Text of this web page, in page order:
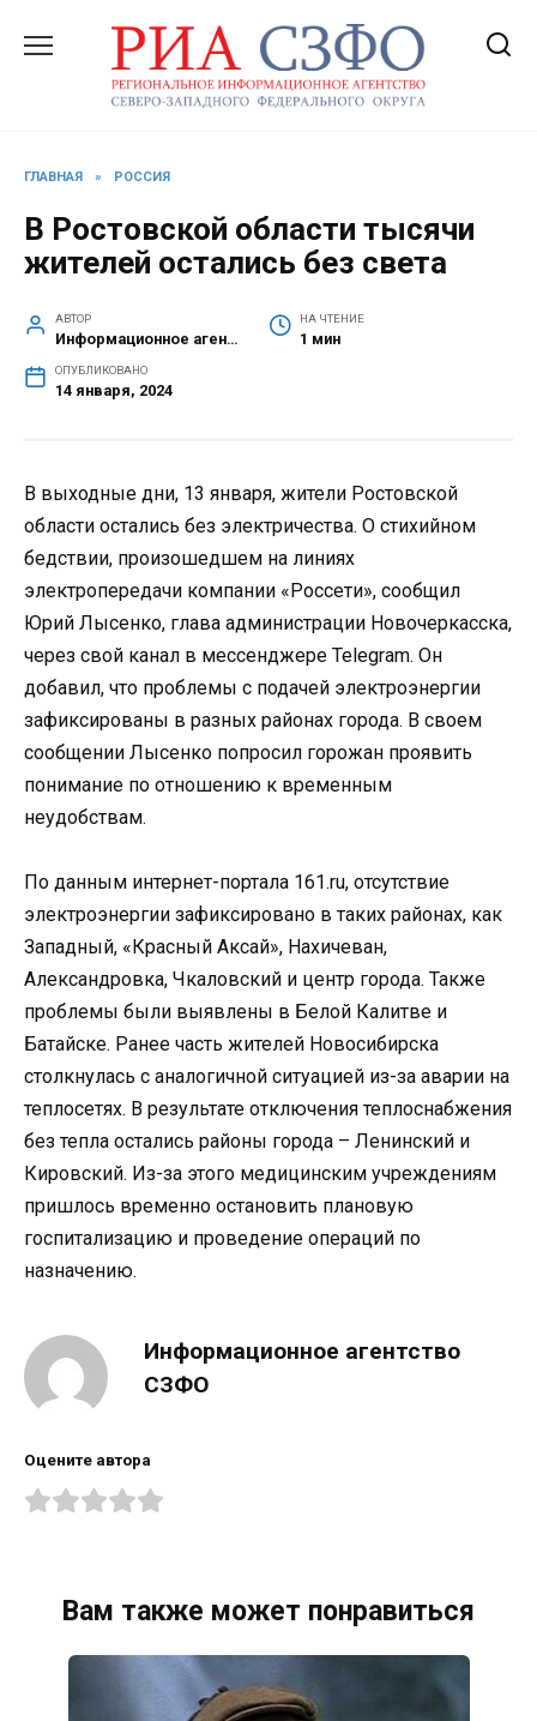
содержанию
ГЛАВНАЯ » РОССИЯ
В Ростовской области тысячи
жителей остались без света
АВТОР
Информационное агентство СЗФО
НА ЧТЕНИЕ
1 мин
ОПУБЛИКОВАНО
14 января, 2024
В выходные дни, 13 января, жители Ростовской
области остались без электричества. О стихийном
бедствии, произошедшем на линиях
электропередачи компании «Россети», сообщил
Юрий Лысенко, глава администрации Новочеркасска,
через свой канал в мессенджере Telegram. Он
добавил, что проблемы с подачей электроэнергии
зафиксированы в разных районах города. В своем
сообщении Лысенко попросил горожан проявить
понимание по отношению к временным
неудобствам.
По данным интернет-портала 161.ru, отсутствие
электроэнергии зафиксировано в таких районах, как
Западный, «Красный Аксай», Нахичеван,
Александровка, Чкаловский и центр города. Также
проблемы были выявлены в Белой Калитве и
Батайске. Ранее часть жителей Новосибирска
столкнулась с аналогичной ситуацией из-за аварии на
теплосетях. В результате отключения теплоснабжения
без тепла остались районы города – Ленинский и
Кировский. Из-за этого медицинским учреждениям
пришлось временно остановить плановую
госпитализацию и проведение операций по
назначению.
Информационное агентство
СЗФО
Оцените автора
Вам также может понравиться